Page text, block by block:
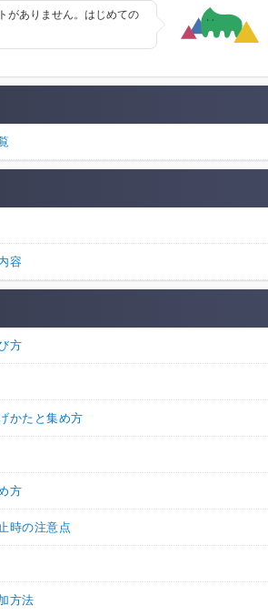
がありません。はじめての
容
方
かたと集め方
方
時の注意点
方法